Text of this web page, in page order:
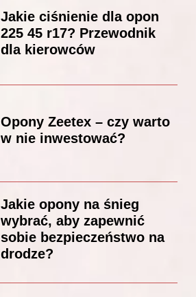
Jakie ciśnienie dla opon
225 45 r17? Przewodnik
dla kierowców
Opony Zeetex – czy warto
w nie inwestować?
Jakie opony na śnieg
wybrać, aby zapewnić
sobie bezpieczeństwo na
drodze?